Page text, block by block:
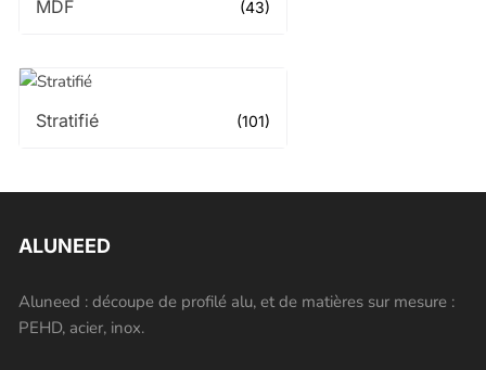
MDF (43)
Stratifié (101)
ALUNEED
Aluneed : découpe de profilé alu, et de matières sur mesure :
PEHD, acier, inox.